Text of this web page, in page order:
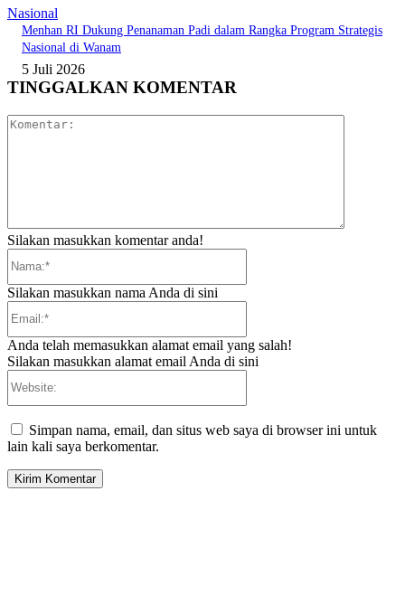
Nasional
Menhan RI Dukung Penanaman Padi dalam Rangka Program Strategis
Nasional di Wanam
5 Juli 2026
TINGGALKAN KOMENTAR
Silakan masukkan komentar anda!
Silakan masukkan nama Anda di sini
Anda telah memasukkan alamat email yang salah!
Silakan masukkan alamat email Anda di sini
Simpan nama, email, dan situs web saya di browser ini untuk
lain kali saya berkomentar.